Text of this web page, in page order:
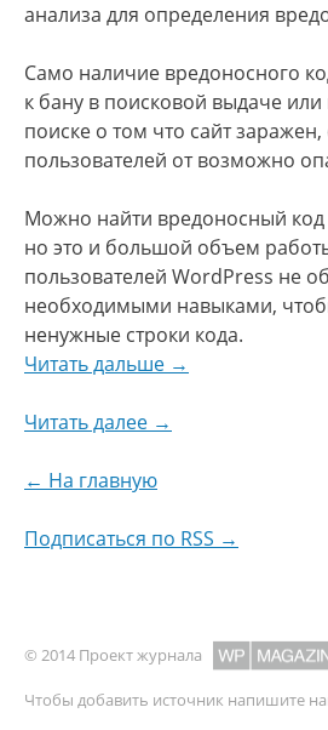
анализа для определения
Само наличие вредоносного
к бану в поисковой выдаче
поиске о том что сайт заражен,
пользователей от возможно
Можно найти вредоносный код
но это и большой объем
пользователей WordPress не
необходимыми навыками,
ненужные строки кода.
Читать дальше →
Читать далее →
← На главную
Подписаться по RSS →
© 2014 Проект журнала
Чтобы добавить источник напишите